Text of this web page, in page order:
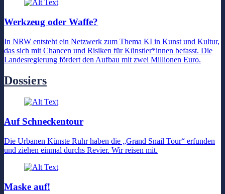
Werkzeug oder Waffe?
In NRW entsteht ein Netzwerk zum Thema KI in Kunst und Kultur,
das sich mit Chancen und Risiken für Künstler*innen befasst. Die
Landesregierung fördert den Aufbau mit zwei Millionen Euro.
Dossiers
Auf Schneckentour
Die Urbanen Künste Ruhr haben die „Grand Snail Tour“ erfunden
und ziehen einmal durchs Revier. Wir reisen mit.
Maske auf!